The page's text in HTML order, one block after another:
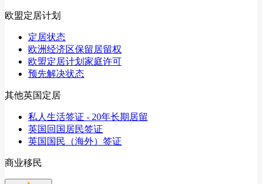
欧盟定居计划
定居状态
欧洲经济区保留居留权
欧盟定居计划家庭许可
预先解决状态
其他英国定居
私人生活签证 - 20年长期居留
英国回国居民签证
英国国民（海外）签证
商业移民